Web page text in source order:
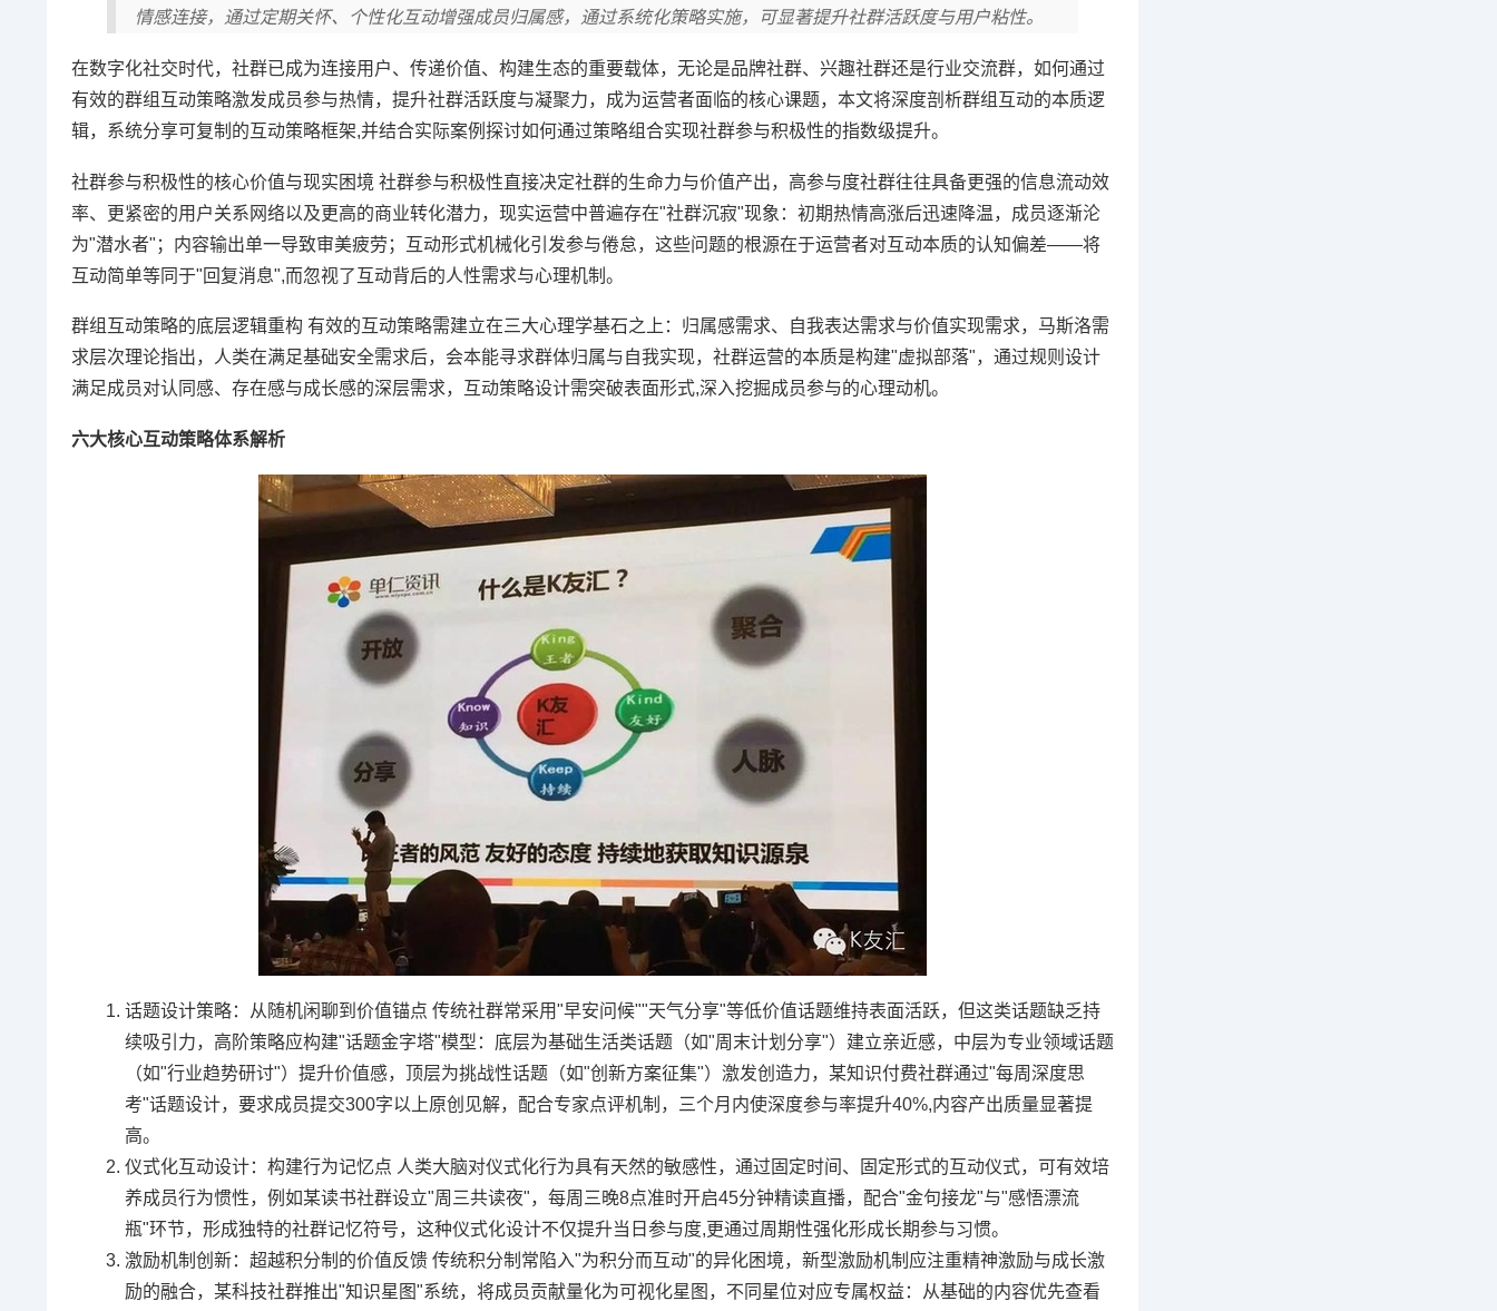
情感连接，通过定期关怀、个性化互动增强成员归属感，通过系统化策略实施，可显著提升社群活跃度与用户粘性。
在数字化社交时代，社群已成为连接用户、传递价值、构建生态的重要载体，无论是品牌社群、兴趣社群还是行业交流群，如何通过
有效的群组互动策略激发成员参与热情，提升社群活跃度与凝聚力，成为运营者面临的核心课题，本文将深度剖析群组互动的本质逻
辑，系统分享可复制的互动策略框架,并结合实际案例探讨如何通过策略组合实现社群参与积极性的指数级提升。
社群参与积极性的核心价值与现实困境 社群参与积极性直接决定社群的生命力与价值产出，高参与度社群往往具备更强的信息流动效
率、更紧密的用户关系网络以及更高的商业转化潜力，现实运营中普遍存在"社群沉寂"现象：初期热情高涨后迅速降温，成员逐渐沦
为"潜水者"；内容输出单一导致审美疲劳；互动形式机械化引发参与倦怠，这些问题的根源在于运营者对互动本质的认知偏差——将
互动简单等同于"回复消息",而忽视了互动背后的人性需求与心理机制。
群组互动策略的底层逻辑重构 有效的互动策略需建立在三大心理学基石之上：归属感需求、自我表达需求与价值实现需求，马斯洛需
求层次理论指出，人类在满足基础安全需求后，会本能寻求群体归属与自我实现，社群运营的本质是构建"虚拟部落"，通过规则设计
满足成员对认同感、存在感与成长感的深层需求，互动策略设计需突破表面形式,深入挖掘成员参与的心理动机。
六大核心互动策略体系解析
话题设计策略：从随机闲聊到价值锚点 传统社群常采用"早安问候""天气分享"等低价值话题维持表面活跃，但这类话题缺乏持
续吸引力，高阶策略应构建"话题金字塔"模型：底层为基础生活类话题（如"周末计划分享"）建立亲近感，中层为专业领域话题
（如"行业趋势研讨"）提升价值感，顶层为挑战性话题（如"创新方案征集"）激发创造力，某知识付费社群通过"每周深度思
考"话题设计，要求成员提交300字以上原创见解，配合专家点评机制，三个月内使深度参与率提升40%,内容产出质量显著提
高。
仪式化互动设计：构建行为记忆点 人类大脑对仪式化行为具有天然的敏感性，通过固定时间、固定形式的互动仪式，可有效培
养成员行为惯性，例如某读书社群设立"周三共读夜"，每周三晚8点准时开启45分钟精读直播，配合"金句接龙"与"感悟漂流
瓶"环节，形成独特的社群记忆符号，这种仪式化设计不仅提升当日参与度,更通过周期性强化形成长期参与习惯。
激励机制创新：超越积分制的价值反馈 传统积分制常陷入"为积分而互动"的异化困境，新型激励机制应注重精神激励与成长激
励的融合，某科技社群推出"知识星图"系统，将成员贡献量化为可视化星图，不同星位对应专属权益：从基础的内容优先查看